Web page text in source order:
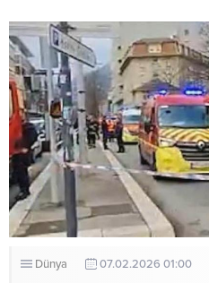
Dünya 07.02.2026 01:00